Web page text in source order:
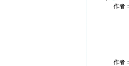
作者：
作者：